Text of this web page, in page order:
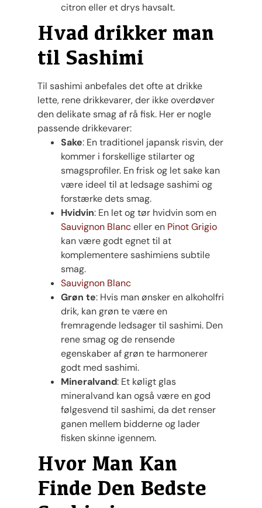
citron eller et drys havsalt.
Hvad drikker man
til Sashimi
Til sashimi anbefales det ofte at drikke
lette, rene drikkevarer, der ikke overdøver
den delikate smag af rå fisk. Her er nogle
passende drikkevarer:
Sake: En traditionel japansk risvin, der
kommer i forskellige stilarter og
smagsprofiler. En frisk og let sake kan
være ideel til at ledsage sashimi og
forstærke dets smag.
Hvidvin: En let og tør hvidvin som en
Sauvignon Blanceller en Pinot Grigio
kan være godt egnet til at
komplementere sashimiens subtile
smag.
Sauvignon Blanc
Grøn te: Hvis man ønsker en alkoholfri
drik, kan grøn te være en
fremragende ledsager til sashimi. Den
rene smag og de rensende
egenskaber af grøn te harmonerer
godt med sashimi.
Mineralvand: Et køligt glas
mineralvand kan også være en god
følgesvend til sashimi, da det renser
ganen mellem bidderne og lader
fisken skinne igennem.
Hvor Man Kan
Finde Den Bedste